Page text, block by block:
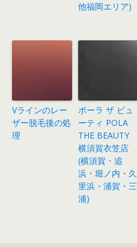
他福岡エリア)
Vラインのレー
ザー脱毛後の処
理
ポーラ ザ ビュ
ーティ POLA
THE BEAUTY
横須賀衣笠店
(横須賀・追
浜・堀ノ内・久
里浜・浦賀・三
浦)